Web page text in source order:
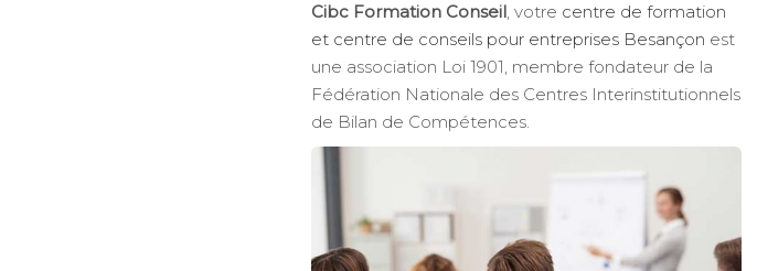
Cibc Formation Conseil, votre centre de formation
et centre de conseils pour entreprises Besançon est
une association Loi 1901, membre fondateur de la
Fédération Nationale des Centres Interinstitutionnels
de Bilan de Compétences.